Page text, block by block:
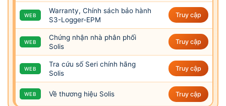
WEB
Warranty, Chính sách bảo hành
S3-Logger-EPM
Truy cập
WEB
Chứng nhận nhà phân phối
Solis
Truy cập
WEB
Tra cứu số Seri chính hãng
Solis
Truy cập
WEB Về thương hiệu Solis Truy cập